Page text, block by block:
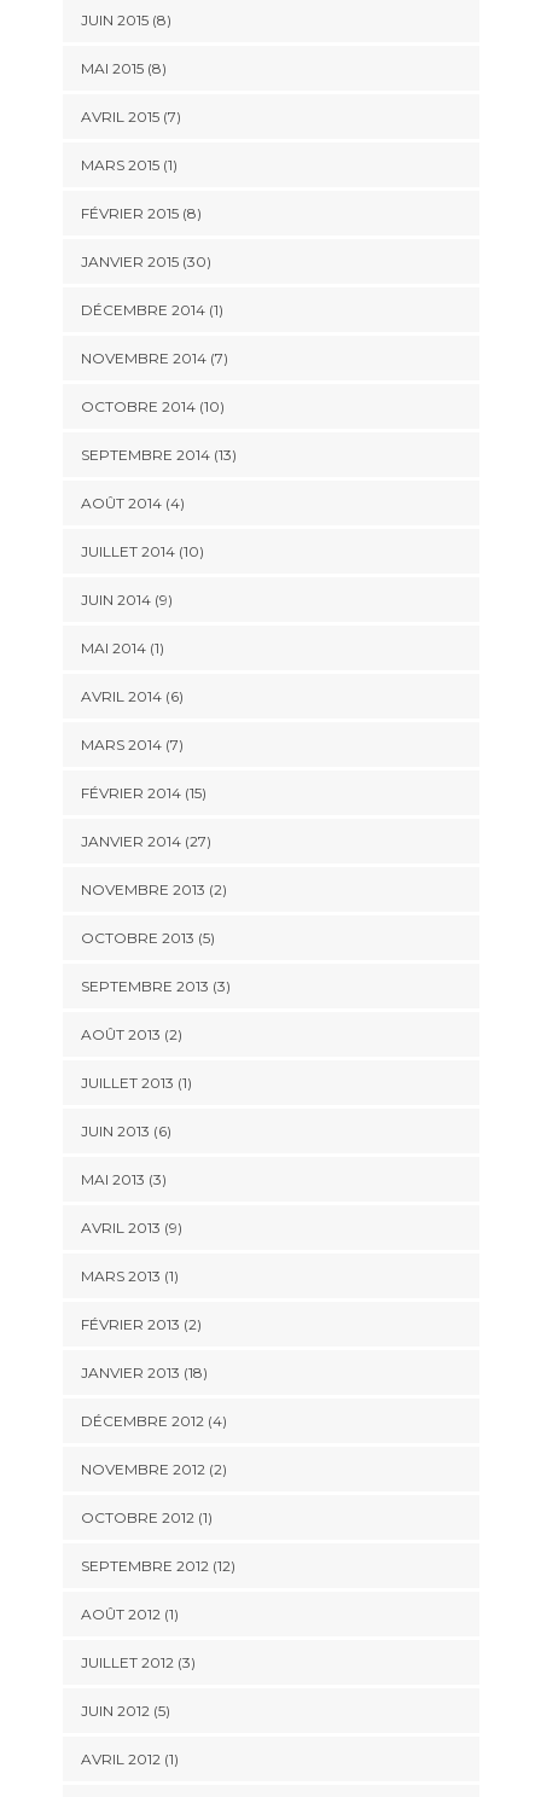
JUIN 2015 (8)
MAI 2015 (8)
AVRIL 2015 (7)
MARS 2015 (1)
FÉVRIER 2015 (8)
JANVIER 2015 (30)
DÉCEMBRE 2014 (1)
NOVEMBRE 2014 (7)
OCTOBRE 2014 (10)
SEPTEMBRE 2014 (13)
AOÛT 2014 (4)
JUILLET 2014 (10)
JUIN 2014 (9)
MAI 2014 (1)
AVRIL 2014 (6)
MARS 2014 (7)
FÉVRIER 2014 (15)
JANVIER 2014 (27)
NOVEMBRE 2013 (2)
OCTOBRE 2013 (5)
SEPTEMBRE 2013 (3)
AOÛT 2013 (2)
JUILLET 2013 (1)
JUIN 2013 (6)
MAI 2013 (3)
AVRIL 2013 (9)
MARS 2013 (1)
FÉVRIER 2013 (2)
JANVIER 2013 (18)
DÉCEMBRE 2012 (4)
NOVEMBRE 2012 (2)
OCTOBRE 2012 (1)
SEPTEMBRE 2012 (12)
AOÛT 2012 (1)
JUILLET 2012 (3)
JUIN 2012 (5)
AVRIL 2012 (1)